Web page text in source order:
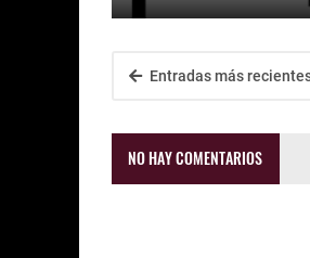
Entradas más
NO HAY COMENTARIOS